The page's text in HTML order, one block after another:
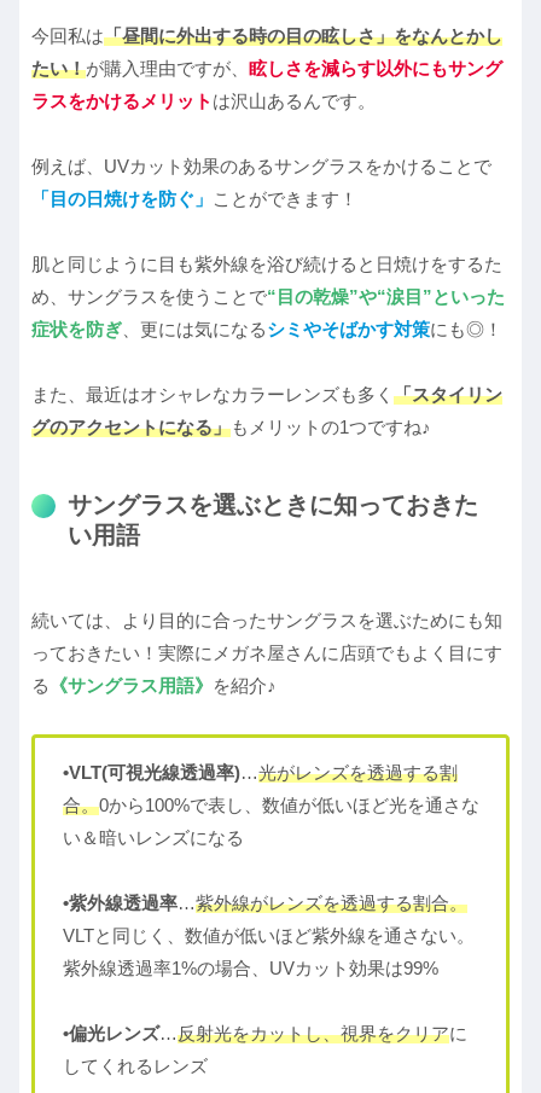
今回私は「昼間に外出する時の目の眩しさ」をなんとかし
たい！が購入理由ですが、 眩しさを減らす以外にもサング
ラスをかけるメリット は沢山あるんです。
例えば、UVカット効果のあるサングラスをかけることで
「目の日焼けを防ぐ」 ことができます！
肌と同じように目も紫外線を浴び続けると日焼けをするた
め、サングラスを使うことで“目の乾燥”や“涙目”といった
症状を防ぎ 、更には気になるシミやそばかす対策にも◎！
また、最近はオシャレなカラーレンズも多く 「スタイリン
グのアクセントになる」もメリットの1つですね♪
サングラスを選ぶときに知っておきた
い用語
続いては、より目的に合ったサングラスを選ぶためにも知
っておきたい！実際にメガネ屋さんに店頭でもよく目にす
る 《サングラス用語》 を紹介♪
•VLT(可視光線透過率)…光がレンズを透過する割
合。0から100%で表し、数値が低いほど光を通さな
い＆暗いレンズになる
•紫外線透過率…紫外線がレンズを透過する割合。
VLTと同じく、数値が低いほど紫外線を通さない。
紫外線透過率1%の場合、UVカット効果は99%
•偏光レンズ…反射光をカットし、視界をクリアに
してくれるレンズ